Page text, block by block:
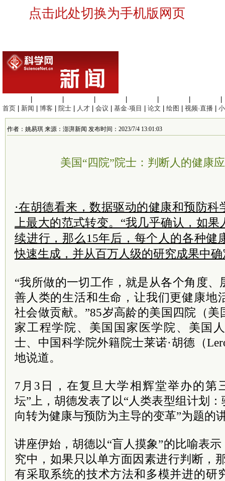
点击此处切换为手机版网页
首页
新闻 博客 院士 人才 会议 基金·项目 论文 绘图 视频·直播
作者：姚易琪 来源：澎湃新闻 发布时间：2023/7/4 13:01:03
美国“四院”院士：判断人的健康
·在胡德看来，数据驱动的健康和预防
上最大的范式转变。“我几乎确认，如
续进行，那么15年后，每个人的各种健
快速生成，并从百万人级的研究成果中
“我所做的一切工作，就是从各个角度
善人类的生活和生命，让我们更健康地
社会做贡献。”85岁高龄的美国四院（
家工程学院、美国国家医学院、美国
士、中国科学院外籍院士莱诺·胡德（
地说道。
7月3日，在复旦大学相辉堂举办的第
坛”上，胡德发表了以“人类表型组计划
向转为健康与预防为主导的变革”为题的
讲座伊始，胡德以“盲人摸象”的比喻表
究中，如果只以单方面因素进行判断，
有采取系统的技术方法和多模并进的研